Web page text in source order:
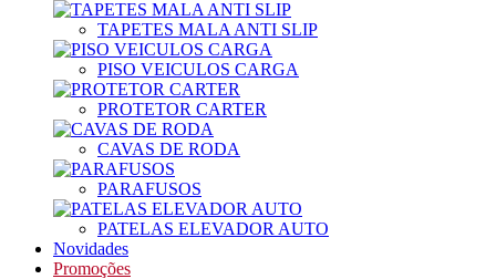
TAPETES MALA ANTI SLIP
PISO VEICULOS CARGA
PROTETOR CARTER
CAVAS DE RODA
PARAFUSOS
PATELAS ELEVADOR AUTO
Novidades
Promoções